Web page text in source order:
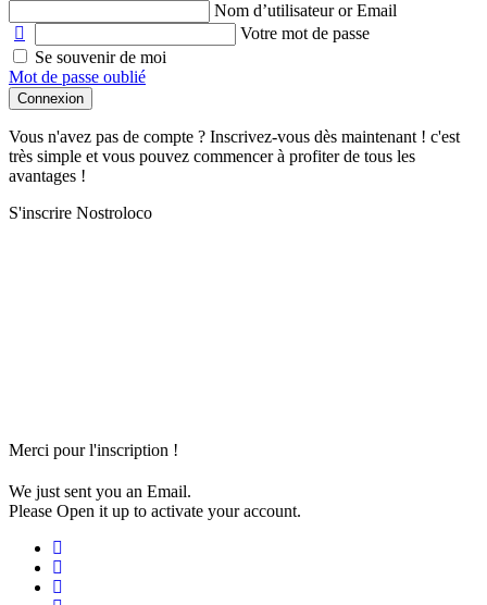
Nom d’utilisateur or Email
Votre mot de passe
Se souvenir de moi
Mot de passe oublié
Connexion
Vous n'avez pas de compte ? Inscrivez-vous dès maintenant ! c'est
très simple et vous pouvez commencer à profiter de tous les
avantages !
S'inscrire Nostroloco
Merci pour l'inscription !
We just sent you an Email.
Please Open it up to activate your account.